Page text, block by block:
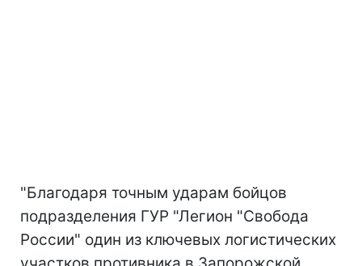
"Благодаря точным ударам бойцов
подразделения ГУР "Легион "Свобода
России" один из ключевых логистических